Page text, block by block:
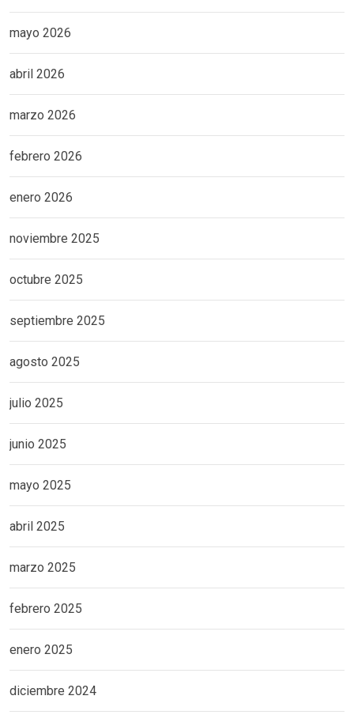
mayo 2026
abril 2026
marzo 2026
febrero 2026
enero 2026
noviembre 2025
octubre 2025
septiembre 2025
agosto 2025
julio 2025
junio 2025
mayo 2025
abril 2025
marzo 2025
febrero 2025
enero 2025
diciembre 2024